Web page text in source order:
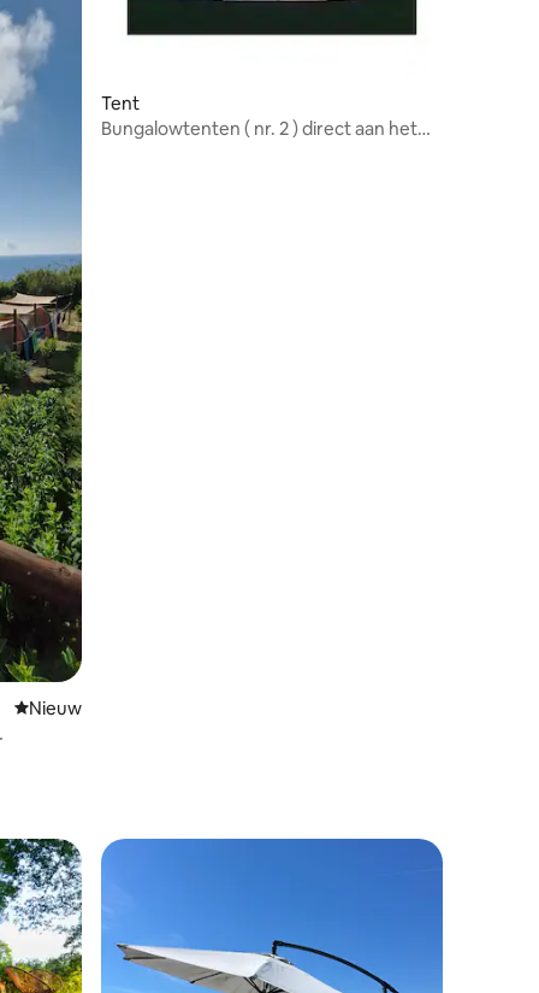
Nieuwe accommodatie
Nieuw
Tent
Bungalowtenten ( nr. 2 ) direct aan het